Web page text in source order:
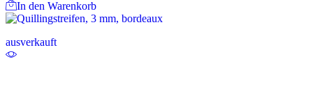
In den Warenkorb
ausverkauft